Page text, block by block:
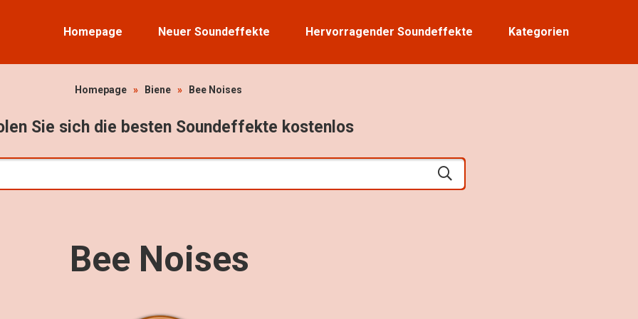
Homepage Neuer Soundeffekte Hervorragender Soundeffekte Kategorien
Homepage » Biene » Bee Noises
Sie sich die besten Soundeffekte kostenlos
Bee Noises